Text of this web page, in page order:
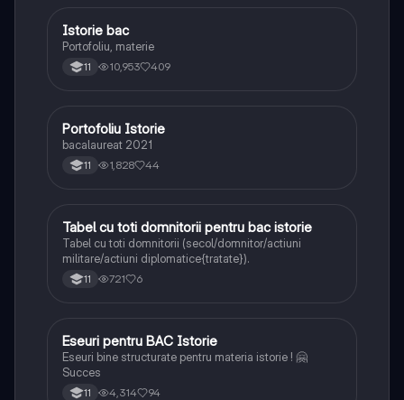
Istorie
Istorie bac
Portofoliu, materie
11 10,953 409
Istorie
Portofoliu Istorie
bacalaureat 2021
11 1,828 44
Istorie
Tabel cu toti domnitorii pentru bac istorie
Tabel cu toti domnitorii (secol/domnitor/actiuni
militare/actiuni diplomatice{tratate}).
11 721 6
Istorie
Eseuri pentru BAC Istorie
Eseuri bine structurate pentru materia istorie ! 🤗
Succes
11 4,314 94